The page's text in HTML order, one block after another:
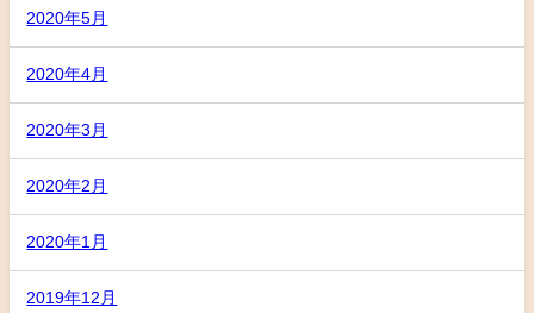
2020年5月
2020年4月
2020年3月
2020年2月
2020年1月
2019年12月